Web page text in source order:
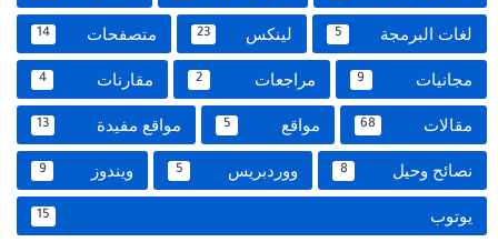
لغات البرمجة 5 لينكس 23 متصفحات 14
مجانيات 9 مراجعات 2 مقارنات 4
مقالات 68 مواقع 5 مواقع مفيدة 13
نصائح وحيل 8 ووردبريس 5 ويندوز 9
يوتوب 15